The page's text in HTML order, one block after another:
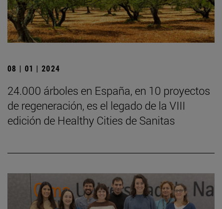
08 | 01 | 2024
24.000 árboles en España, en 10 proyectos
de regeneración, es el legado de la VIII
edición de Healthy Cities de Sanitas